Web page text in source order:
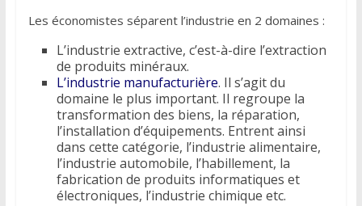
Les économistes séparent l’industrie en 2 domaines :
L’industrie extractive, c’est-à-dire l’extraction
de produits minéraux.
L’industrie manufacturière. Il s’agit du
domaine le plus important. Il regroupe la
transformation des biens, la réparation,
l’installation d’équipements. Entrent ainsi
dans cette catégorie, l’industrie alimentaire,
l’industrie automobile, l’habillement, la
fabrication de produits informatiques et
électroniques, l’industrie chimique etc.